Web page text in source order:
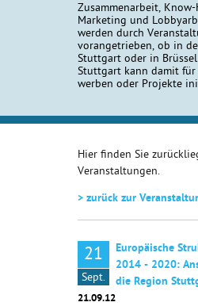
Zusammenarbeit,
Marketing und
werden durch
vorangetrieben, ob in
Stuttgart oder in
Stuttgart kann damit
werben oder Projekte
Hier finden Sie
Veranstaltungen.
> zurück zur
21
Sept.
Europäische
2014 - 2020:
die Region
21.09.12